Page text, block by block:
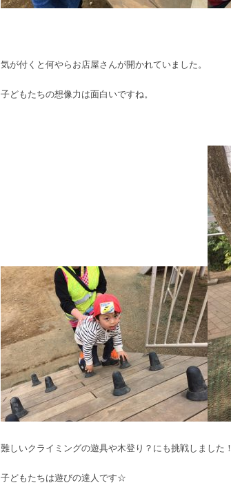
気が付くと何やらお店屋さんが開かれていました。
子どもたちの想像力は面白いですね。
難しいクライミングの遊具や木登り？にも挑戦しました！
子どもたちは遊びの達人です☆